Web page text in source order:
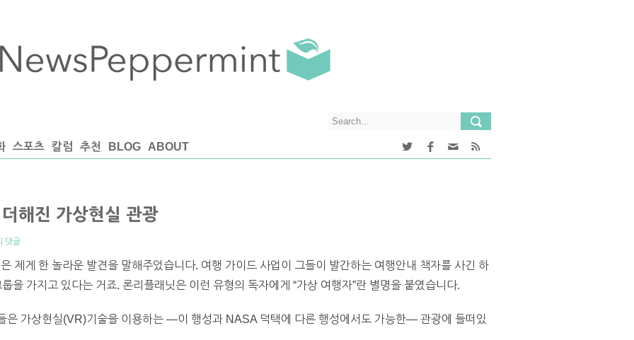
스포츠 칼럼 추천 BLOG ABOUT
해진 가상현실 관광
댓글
제게 한 놀라운 발견을 말해주었습니다. 여행 가이드 사업이 그들이 발간하는 여행안내 책자를 사긴 하
을 가지고 있다는 거죠. 론리플래닛은 이런 유형의 독자에게 “가상 여행자”란 별명을 붙였습니다.
은 가상현실(VR)기술을 이용하는 —이 행성과 NASA 덕택에 다른 행성에서도 가능한— 관광에 들떠있